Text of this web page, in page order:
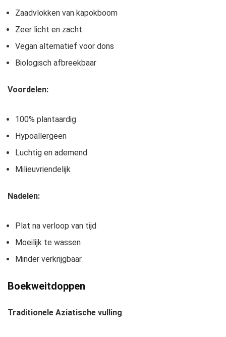
Zaadvlokken van kapokboom
Zeer licht en zacht
Vegan alternatief voor dons
Biologisch afbreekbaar
Voordelen:
100% plantaardig
Hypoallergeen
Luchtig en ademend
Milieuvriendelijk
Nadelen:
Plat na verloop van tijd
Moeilijk te wassen
Minder verkrijgbaar
Boekweitdoppen
Traditionele Aziatische vulling.